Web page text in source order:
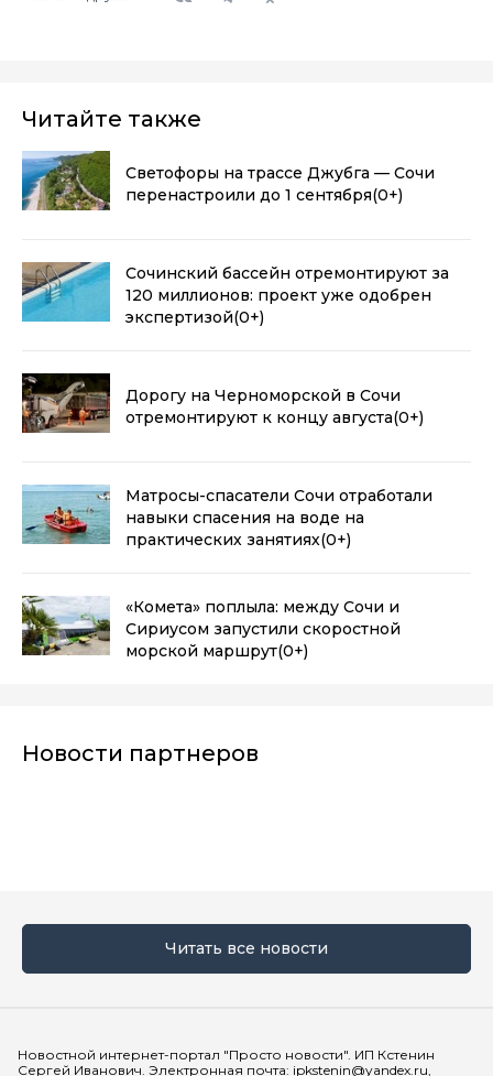
Читайте также
Светофоры на трассе Джубга — Сочи
перенастроили до 1 сентября(0+)
Сочинский бассейн отремонтируют за
120 миллионов: проект уже одобрен
экспертизой(0+)
Дорогу на Черноморской в Сочи
отремонтируют к концу августа(0+)
Матросы-спасатели Сочи отработали
навыки спасения на воде на
практических занятиях(0+)
«Комета» поплыла: между Сочи и
Сириусом запустили скоростной
морской маршрут(0+)
Новости партнеров
Читать все новости
Новостной интернет-портал "Просто новости". ИП Кстенин
Сергей Иванович. Электронная почта: ipkstenin@yandex.ru,